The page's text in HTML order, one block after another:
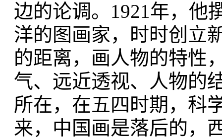
边的论调。1921年，他
洋的图画家，时时创立
的距离，画人物的特性
气、远近透视、人物的
所在，在五四时期，科
来，中国画是落后的，